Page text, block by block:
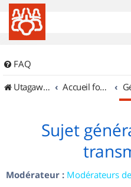
FAQ
UtagawaVTT (Randos VTT et VTTAE avec traces GPS)
Accueil forum
Sujet
Modérateur : Modérateurs